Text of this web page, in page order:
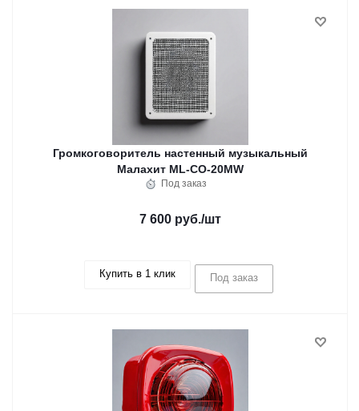
Громкоговоритель настенный музыкальный
Малахит ML-CO-20MW
Под заказ
7 600 руб./шт
Купить в 1 клик Под заказ